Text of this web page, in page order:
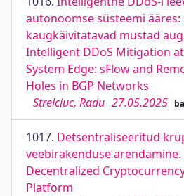
autonoomse süsteemi ääres:
kaugkäivitatavad mustad
Intelligent DDoS Mitigation
System Edge: sFlow and
Holes in BGP Networks
Strelciuc, Radu 27.05.2025
1017. Detsentraliseeritud
veebirakenduse
Decentralized
Platform